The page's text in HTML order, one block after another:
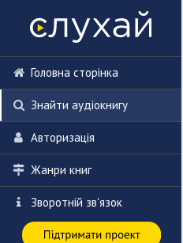
Головна сторінка
Знайти аудіокнигу
Авторизація
Жанри книг
Зворотній зв'язок